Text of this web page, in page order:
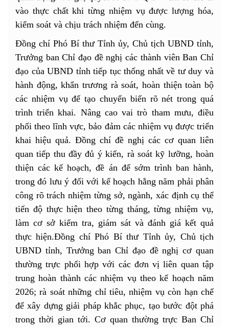
vào thực chất khi từng nhiệm vụ được lượng hóa,
kiểm soát và chịu trách nhiệm đến cùng.
Đồng chí Phó Bí thư Tỉnh ủy, Chủ tịch UBND tỉnh,
Trưởng ban Chỉ đạo đề nghị các thành viên Ban Chỉ
đạo của UBND tỉnh tiếp tục thống nhất về tư duy và
hành động, khẩn trương rà soát, hoàn thiện toàn bộ
các nhiệm vụ để tạo chuyển biến rõ nét trong quá
trình triển khai. Nâng cao vai trò tham mưu, điều
phối theo lĩnh vực, bảo đảm các nhiệm vụ được triển
khai hiệu quả. Đồng chí đề nghị các cơ quan liên
quan tiếp thu đầy đủ ý kiến, rà soát kỹ lưỡng, hoàn
thiện các kế hoạch, đề án để sớm trình ban hành,
trong đó lưu ý đối với kế hoạch hằng năm phải phân
công rõ trách nhiệm từng sở, ngành, xác định cụ thể
tiến độ thực hiện theo từng tháng, từng nhiệm vụ,
làm cơ sở kiểm tra, giám sát và đánh giá kết quả
thực hiện.Đồng chí Phó Bí thư Tỉnh ủy, Chủ tịch
UBND tỉnh, Trưởng ban Chỉ đạo đề nghị cơ quan
thường trực phối hợp với các đơn vị liên quan tập
trung hoàn thành các nhiệm vụ theo kế hoạch năm
2026; rà soát những chỉ tiêu, nhiệm vụ còn hạn chế
để xây dựng giải pháp khắc phục, tạo bước đột phá
trong thời gian tới. Cơ quan thường trực Ban Chỉ